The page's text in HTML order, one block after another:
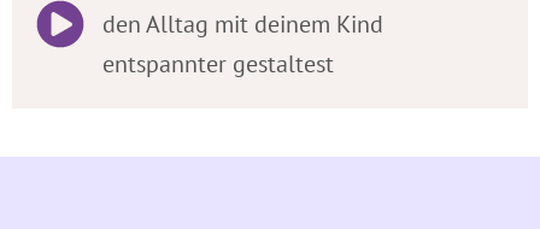
den Alltag mit deinem Kind
entspannter gestaltest